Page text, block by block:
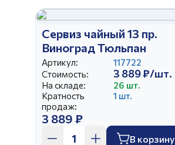
Сервиз чайный 13 пр.
Виноград Тюльпан
Артикул:
117722
Стоимость:
3 889 ₽/шт.
На складе:
26 шт.
Кратность
продаж:
1 шт.
3 889 ₽
В корзину